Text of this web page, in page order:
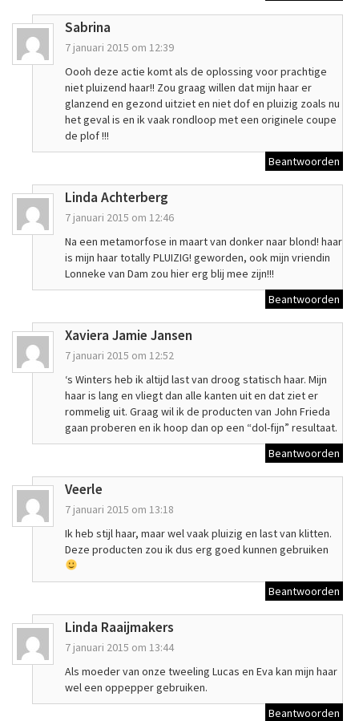
Sabrina
7 januari 2015 om 12:39
Oooh deze actie komt als de oplossing voor prachtige
niet pluizend haar!! Zou graag willen dat mijn haar er
glanzend en gezond uitziet en niet dof en pluizig zoals nu
het geval is en ik vaak rondloop met een originele coupe
de plof !!!
Beantwoorden
Linda Achterberg
7 januari 2015 om 12:46
Na een metamorfose in maart van donker naar blond! haar
is mijn haar totally PLUIZIG! geworden, ook mijn vriendin
Lonneke van Dam zou hier erg blij mee zijn!!!
Beantwoorden
Xaviera Jamie Jansen
7 januari 2015 om 12:52
‘s Winters heb ik altijd last van droog statisch haar. Mijn
haar is lang en vliegt dan alle kanten uit en dat ziet er
rommelig uit. Graag wil ik de producten van John Frieda
gaan proberen en ik hoop dan op een “dol-fijn” resultaat.
Beantwoorden
Veerle
7 januari 2015 om 13:18
Ik heb stijl haar, maar wel vaak pluizig en last van klitten.
Deze producten zou ik dus erg goed kunnen gebruiken
Beantwoorden
Linda Raaijmakers
7 januari 2015 om 13:44
Als moeder van onze tweeling Lucas en Eva kan mijn haar
wel een oppepper gebruiken.
Beantwoorden